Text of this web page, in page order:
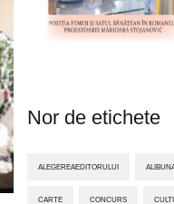
Nor de etichete
ALEGEREAEDITORULUI
CARTE CONCURS